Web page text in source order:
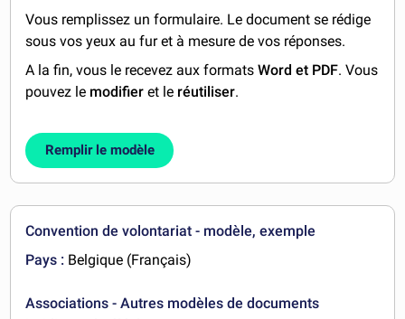
Vous remplissez un formulaire. Le document se rédige
sous vos yeux au fur et à mesure de vos réponses.
A la fin, vous le recevez aux formatsWord et PDF. Vous
pouvez le modifier et le réutiliser.
Remplir le modèle
Convention de volontariat - modèle, exemple
Pays : Belgique (Français)
Associations - Autres modèles de documents